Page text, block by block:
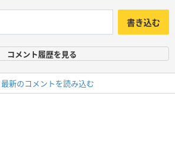
書き込む
コメント履歴を見る
最新のコメントを読み込む